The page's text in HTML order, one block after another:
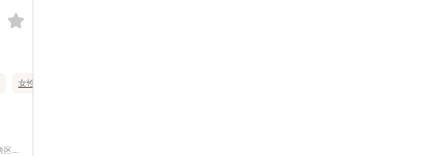
女性無料
浜松アクトタワー18F 株式会社LiNewオフィス内 静岡県浜松市中央区板屋町111-2 浜松アクトタワー18F